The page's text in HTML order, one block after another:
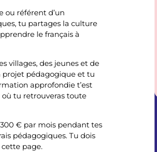
ou référent d’un
tu partages la culture
le français à
villages, des jeunes et de
projet pédagogique et tu
approfondie t’est
où tu retrouveras toute
€ par mois pendant tes
pédagogiques. Tu dois
page.